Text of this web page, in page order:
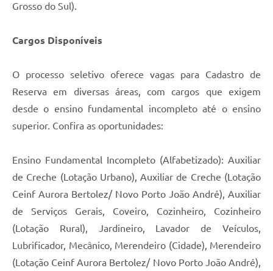
Grosso do Sul).
Cargos Disponíveis
O processo seletivo oferece vagas para Cadastro de
Reserva em diversas áreas, com cargos que exigem
desde o ensino fundamental incompleto até o ensino
superior. Confira as oportunidades:
Ensino Fundamental Incompleto (Alfabetizado): Auxiliar
de Creche (Lotação Urbano), Auxiliar de Creche (Lotação
Ceinf Aurora Bertolez/ Novo Porto João André), Auxiliar
de Serviços Gerais, Coveiro, Cozinheiro, Cozinheiro
(Lotação Rural), Jardineiro, Lavador de Veículos,
Lubrificador, Mecânico, Merendeiro (Cidade), Merendeiro
(Lotação Ceinf Aurora Bertolez/ Novo Porto João André),